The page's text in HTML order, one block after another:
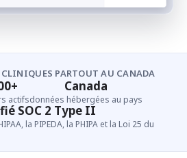
PARTOUT AU CANADA
actifs
Canada
données hébergées au pays
SOC 2 Type II
la PIPEDA, la PHIPA et la Loi 25 du